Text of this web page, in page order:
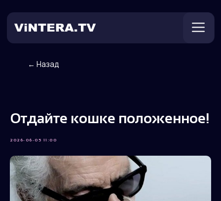
← Назад
Отдайте кошке положенное!
2026-06-05 11:00